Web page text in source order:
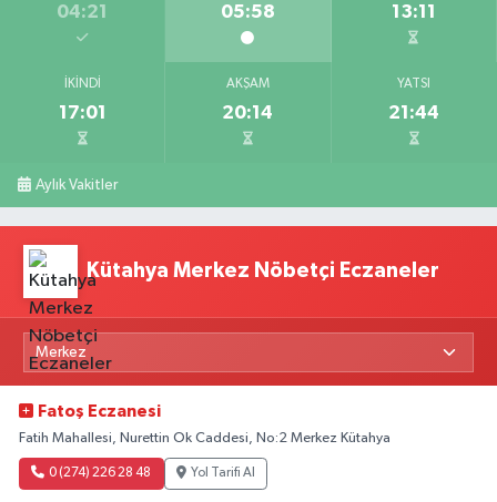
04:21 05:58 13:11
İKINDI
17:01
AKŞAM
20:14
YATSI
21:44
Aylık Vakitler
Kütahya Merkez Nöbetçi Eczaneler
Fatoş Eczanesi
Fatih Mahallesi, Nurettin Ok Caddesi, No:2 Merkez Kütahya
0 (274) 226 28 48 Yol Tarifi Al